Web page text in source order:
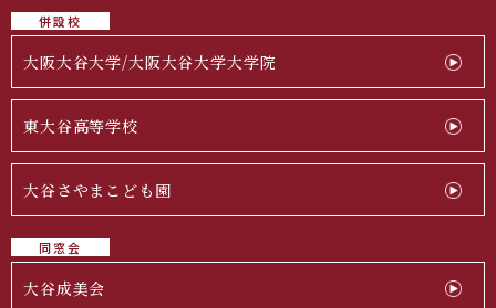
併設校
大阪大谷大学/大阪大谷大学大学院
東大谷高等学校
大谷さやまこども園
同窓会
大谷成美会